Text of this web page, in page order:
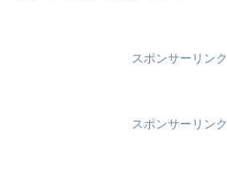
スポンサーリンク
スポンサーリンク